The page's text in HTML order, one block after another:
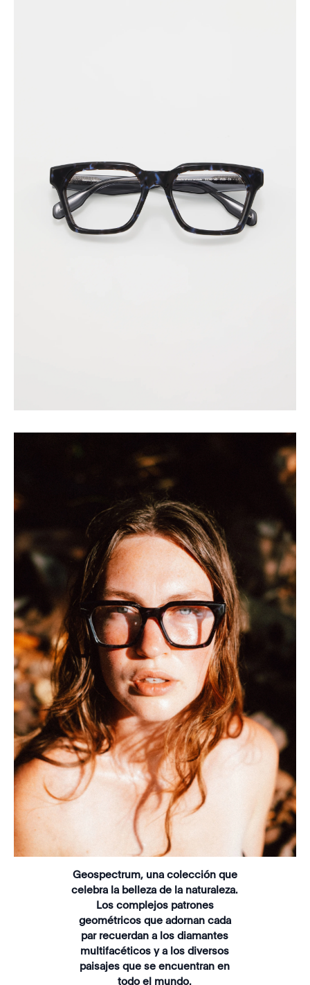
Geospectrum, una colección que
celebra la belleza de la naturaleza.
Los complejos patrones
geométricos que adornan cada
par recuerdan a los diamantes
multifacéticos y a los diversos
paisajes que se encuentran en
todo el mundo.